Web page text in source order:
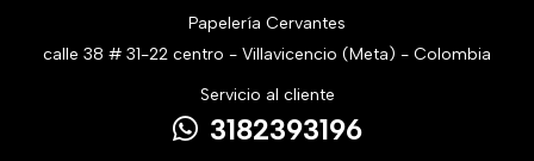
Papelería Cervantes
calle 38 # 31-22 centro - Villavicencio (Meta) - Colombia
Servicio al cliente
3182393196